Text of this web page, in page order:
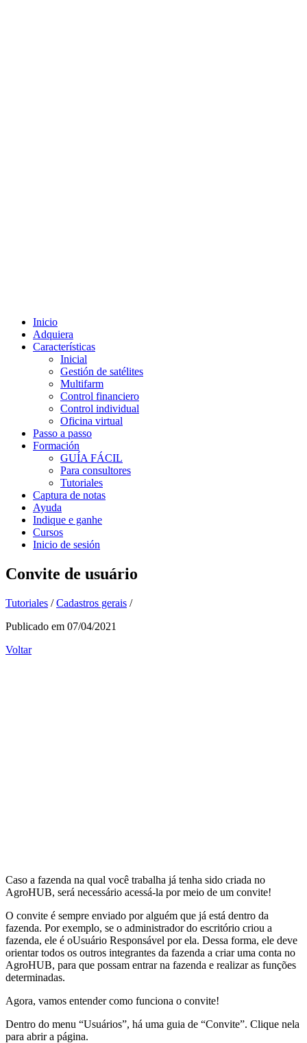
Inicio
Adquiera
Características
Inicial
Gestión de satélites
Multifarm
Control financiero
Control individual
Oficina virtual
Passo a passo
Formación
GUÍA FÁCIL
Para consultores
Tutoriales
Captura de notas
Ayuda
Indique e ganhe
Cursos
Inicio de sesión
Convite de usuário
Tutoriales / Cadastros gerais /
Publicado em 07/04/2021
Voltar
Caso a fazenda na qual você trabalha já tenha sido criada no
AgroHUB, será necessário acessá-la por meio de um convite!
O convite é sempre enviado por alguém que já está dentro da
fazenda. Por exemplo, se o administrador do escritório criou a
fazenda, ele é oUsuário Responsável por ela. Dessa forma, ele deve
orientar todos os outros integrantes da fazenda a criar uma conta no
AgroHUB, para que possam entrar na fazenda e realizar as funções
determinadas.
Agora, vamos entender como funciona o convite!
Dentro do menu “Usuários”, há uma guia de “Convite”. Clique nela
para abrir a página.